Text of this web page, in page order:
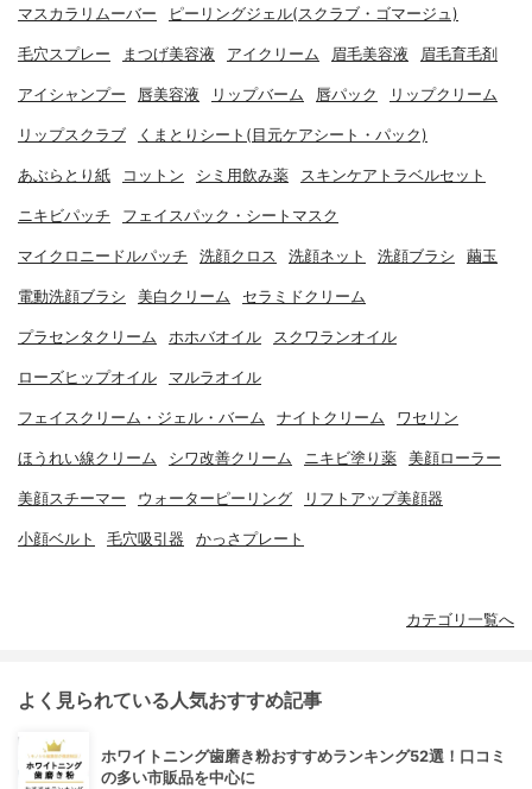
マスカラリムーバー ピーリングジェル(スクラブ・ゴマージュ)
毛穴スプレー まつげ美容液 アイクリーム 眉毛美容液 眉毛育毛剤
アイシャンプー 唇美容液 リップバーム 唇パック リップクリーム
リップスクラブ くまとりシート(目元ケアシート・パック)
あぶらとり紙 コットン シミ用飲み薬 スキンケアトラベルセット
ニキビパッチ フェイスパック・シートマスク
マイクロニードルパッチ 洗顔クロス 洗顔ネット 洗顔ブラシ 繭玉
電動洗顔ブラシ 美白クリーム セラミドクリーム
プラセンタクリーム ホホバオイル スクワランオイル
ローズヒップオイル マルラオイル
フェイスクリーム・ジェル・バーム ナイトクリーム ワセリン
ほうれい線クリーム シワ改善クリーム ニキビ塗り薬 美顔ローラー
美顔スチーマー ウォーターピーリング リフトアップ美顔器
小顔ベルト 毛穴吸引器 かっさプレート
カテゴリ一覧へ
よく見られている人気おすすめ記事
ホワイトニング歯磨き粉おすすめランキング52選！口コミ
の多い市販品を中心に